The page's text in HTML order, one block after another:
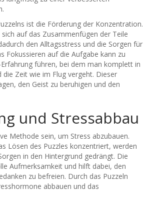
ist die Förderung der Konzentration.
auf das Zusammenfügen der Teile
den Alltagsstress und die Sorgen für
Fokussieren auf die Aufgabe kann zu
führen, bei dem man komplett in
Zeit wie im Flug vergeht. Dieser
den Geist zu beruhigen und den
und Stressabbau
Methode sein, um Stress abzubauen.
Lösen des Puzzles konzentriert, werden
in den Hintergrund gedrängt. Die
Aufmerksamkeit und hilft dabei, den
zu befreien. Durch das Puzzeln
abbauen und das